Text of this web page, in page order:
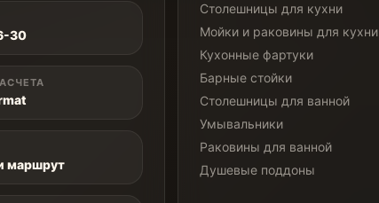
30
маршрут
Столешницы для кухни
Мойки и раковины для кухни
Кухонные фартуки
Барные стойки
Столешницы для ванной
Умывальники
Раковины для ванной
Душевые поддоны